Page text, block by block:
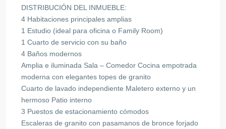
DISTRIBUCIÓN DEL INMUEBLE:
4 Habitaciones principales amplias
1 Estudio (ideal para oficina o Family Room)
1 Cuarto de servicio con su baño
4 Baños modernos
Amplia e iluminada Sala – Comedor Cocina empotrada
moderna con elegantes topes de granito
Cuarto de lavado independiente Maletero externo y un
hermoso Patio interno
3 Puestos de estacionamiento cómodos
Escaleras de granito con pasamanos de bronce forjado